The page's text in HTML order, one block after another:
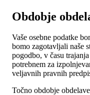
Obdobje
Vaše osebne podatke
bomo zagotavljali naše
pogodbo, v času
potrebnem za
veljavnih pravnih
Točno obdobje